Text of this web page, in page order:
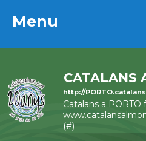
Menu
CATALANS
http://
Catalans a
(#)
Menu